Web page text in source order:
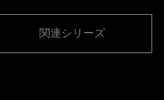
関連シリーズ